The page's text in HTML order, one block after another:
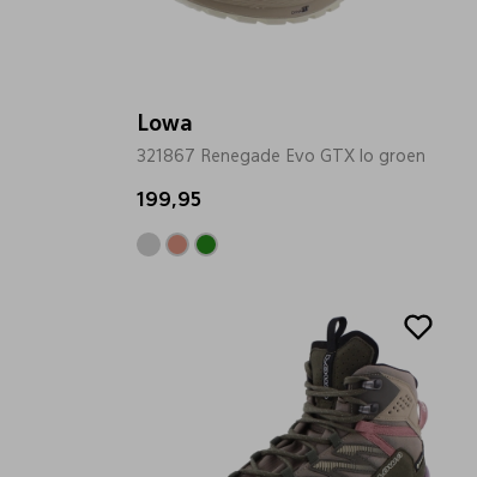
Lowa
321867 Renegade Evo GTX lo groen
199,95